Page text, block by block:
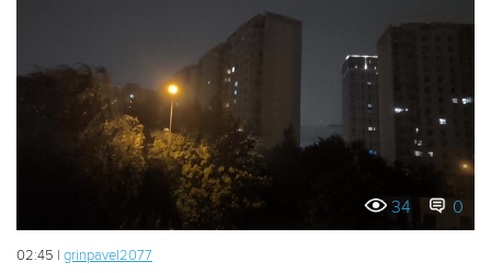
34 0
02:45 | grinpavel2077